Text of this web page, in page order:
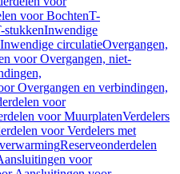
voor BochtenT-
stukkenInwendige
circulatieOvergangen,
voor Overgangen, niet-
Overgangen en verbindingen,
voor
voor MuurplatenVerdelers
voor Verdelers met
Reserveonderdelen
voor